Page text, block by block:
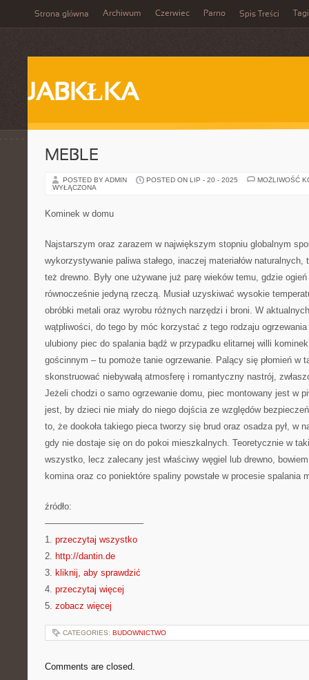
Strona główna Archiwum Czerwiec Parno Spis Treści Tagi
JABKŁKA
MEBLE
POSTED BY ADMIN POSTED ON LIP - 20 - 2025
MOŻLIWOŚĆ
WYŁĄCZONA
Kominek w domu
Najstarszym oraz zarazem w największym stopniu globalnym
wykorzystywanie paliwa stałego, inaczej materiałów
też drewno. Były one używane już parę wieków temu, gdzie
równocześnie jedyną rzeczą. Musiał uzyskiwać wysokie
obróbki metali oraz wyrobu różnych narzędzi i broni. W
wątpliwości, do tego by móc korzystać z tego rodzaju
ulubiony piec do spalania bądź w przypadku elitarnej willi
gościnnym – tu pomoże tanie ogrzewanie. Palący się płomień w
skonstruować niebywałą atmosferę i romantyczny nastrój,
Jeżeli chodzi o samo ogrzewanie domu, piec montowany jest w
jest, by dzieci nie miały do niego dojścia ze względów
to, że dookoła takiego pieca tworzy się brud oraz osadza pył, w
gdy nie dostaje się on do pokoi mieszkalnych. Teoretycznie w
wszystko, lecz zalecany jest właściwy węgiel lub drewno,
komina oraz co poniektóre spaliny powstałe w procesie spalania
źródło:
———————————
1. przeczytaj wszystko
2. http://dantin.de
3. kliknij, aby sprawdzić
4. przeczytaj więcej
5. zobacz więcej
CATEGORIES: BUDOWNICTWO
Comments are closed.